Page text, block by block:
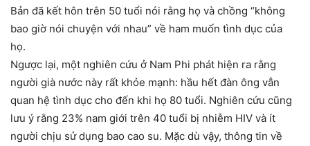
Bản đã kết hôn trên 50 tuổi nói rằng họ và chồng “không
bao giờ nói chuyện với nhau” về ham muốn tình dục của
họ.
Ngược lại, một nghiên cứu ở Nam Phi phát hiện ra rằng
người già nước này rất khỏe mạnh: hầu hết đàn ông vẫn
quan hệ tình dục cho đến khi họ 80 tuổi. Nghiên cứu cũng
lưu ý rằng 23% nam giới trên 40 tuổi bị nhiễm HIV và ít
người chịu sử dụng bao cao su. Mặc dù vậy, thông tin về